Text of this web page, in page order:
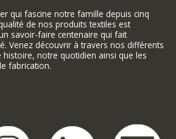
qui fascine notre famille depuis cinq
de nos produits textiles est
savoir-faire centenaire qui fait
Venez découvrir à travers nos différents
notre quotidien ainsi que les
fabrication.